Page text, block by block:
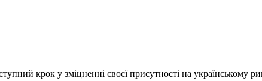
крок у зміцненні своєї присутності на українському